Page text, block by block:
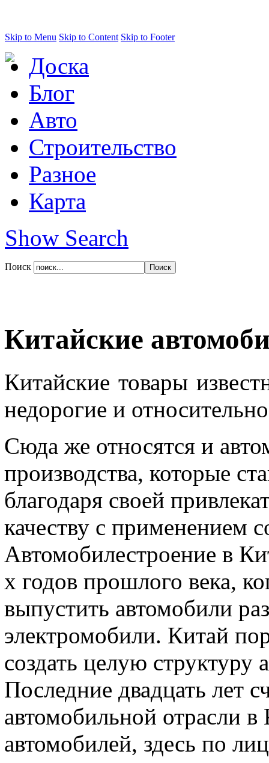
Skip to Menu Skip to Content Skip to Footer
Доска
Блог
Авто
Строительство
Разное
Карта
Show Search
Поиск
Китайские
Китайские товары
недорогие и
Сюда же относятся и
производства, которые
благодаря своей
качеству с применением
Автомобилестроение в
х годов прошлого века,
выпустить автомобили
электромобили. Китай
создать целую структуру
Последние двадцать лет
автомобильной отрасли
автомобилей, здесь по